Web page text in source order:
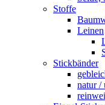
Stoffe
Leinen
Stickbänder
natur /